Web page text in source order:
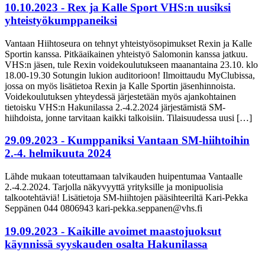
10.10.2023 - Rex ja Kalle Sport VHS:n uusiksi
yhteistyökumppaneiksi
Vantaan Hiihtoseura on tehnyt yhteistyösopimukset Rexin ja Kalle
Sportin kanssa. Pitkäaikainen yhteistyö Salomonin kanssa jatkuu.
VHS:n jäsen, tule Rexin voidekoulutukseen maanantaina 23.10. klo
18.00-19.30 Sotungin lukion auditorioon! Ilmoittaudu MyClubissa,
jossa on myös lisätietoa Rexin ja Kalle Sportin jäsenhinnoista.
Voidekoulutuksen yhteydessä järjestetään myös ajankohtainen
tietoisku VHS:n Hakunilassa 2.-4.2.2024 järjestämistä SM-
hiihdoista, jonne tarvitaan kaikki talkoisiin. Tilaisuudessa uusi […]
29.09.2023 - Kumppaniksi Vantaan SM-hiihtoihin
2.-4. helmikuuta 2024
Lähde mukaan toteuttamaan talvikauden huipentumaa Vantaalle
2.-4.2.2024. Tarjolla näkyvyyttä yrityksille ja monipuolisia
talkootehtäviä! Lisätietoja SM-hiihtojen pääsihteeriltä Kari-Pekka
Seppänen 044 0806943 kari-pekka.seppanen@vhs.fi
19.09.2023 - Kaikille avoimet maastojuoksut
käynnissä syyskauden osalta Hakunilassa